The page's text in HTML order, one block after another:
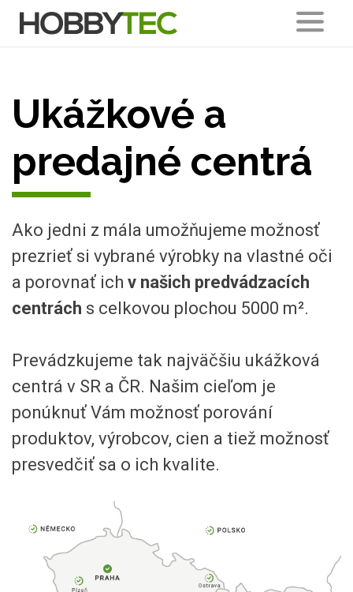
Ukážkové a
predajné centrá
Ako jedni z mála umožňujeme možnosť
prezrieť si vybrané výrobky na vlastné oči
a porovnať ich v našich predvádzacích
centrách s celkovou plochou 5000 m².
Prevádzkujeme tak najväčšiu ukážková
centrá v SR a ČR. Našim cieľom je
ponúknuť Vám možnosť porování
produktov, výrobcov, cien a tiež možnosť
presvedčiť sa o ich kvalite.